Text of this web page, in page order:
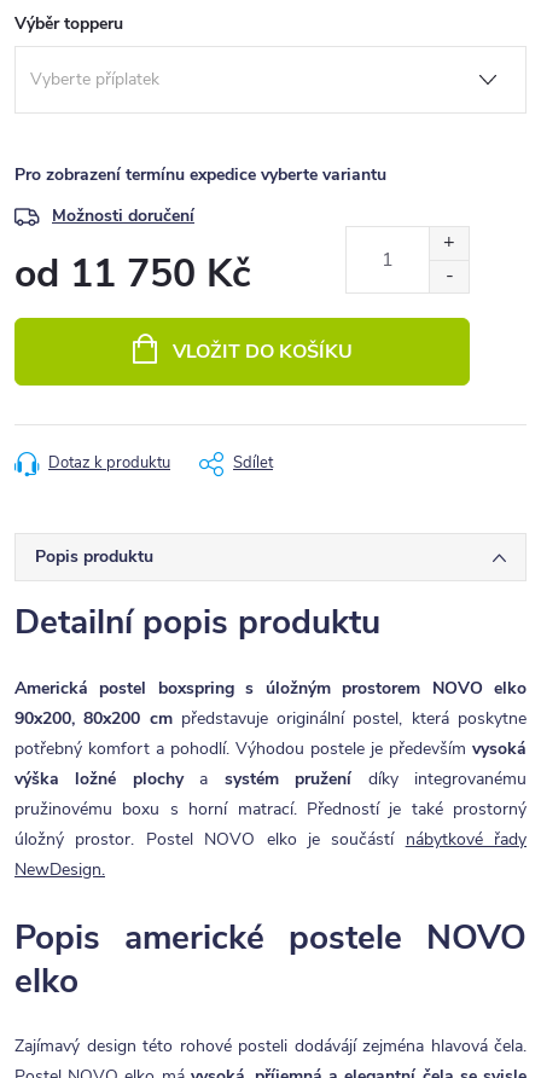
Výběr topperu
Pro zobrazení termínu expedice vyberte variantu
Možnosti doručení
od 11 750 Kč
VLOŽIT DO KOŠÍKU
Dotaz k produktu Sdílet
Popis produktu
Detailní popis produktu
Americká postel boxspring s úložným prostorem NOVO elko
90x200, 80x200 cm představuje originální postel, která poskytne
potřebný komfort a pohodlí. Výhodou postele je především vysoká
výška ložné plochya systém pružení díky integrovanému
pružinovému boxu s horní matrací. Předností je také prostorný
úložný prostor. Postel NOVO elko je součástí nábytkové řady
NewDesign.
Popis americké postele NOVO
elko
Zajímavý design této rohové posteli dodávájí zejména hlavová čela.